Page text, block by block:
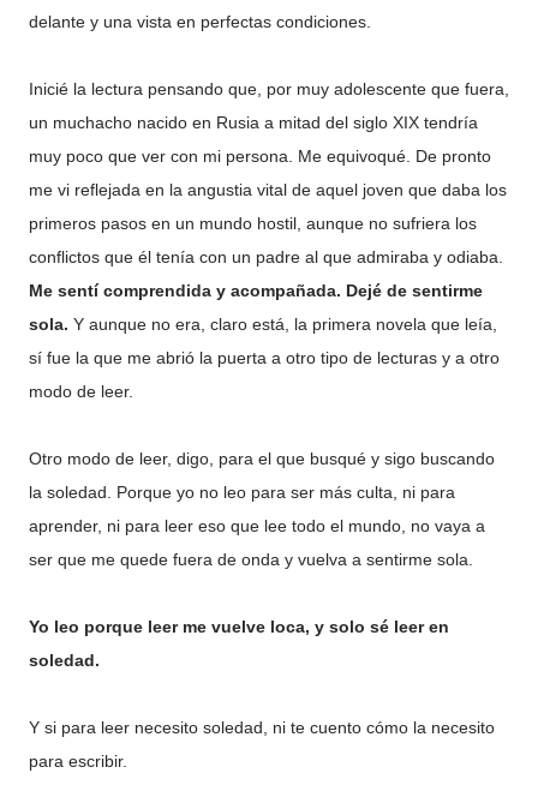
delante y una vista en perfectas condiciones.
Inicié la lectura pensando que, por muy adolescente que fuera,
un muchacho nacido en Rusia a mitad del siglo XIX tendría
muy poco que ver con mi persona. Me equivoqué. De pronto
me vi reflejada en la angustia vital de aquel joven que daba los
primeros pasos en un mundo hostil, aunque no sufriera los
conflictos que él tenía con un padre al que admiraba y odiaba.
Me sentí comprendida y acompañada. Dejé de sentirme
sola. Y aunque no era, claro está, la primera novela que leía,
sí fue la que me abrió la puerta a otro tipo de lecturas y a otro
modo de leer.
Otro modo de leer, digo, para el que busqué y sigo buscando
la soledad. Porque yo no leo para ser más culta, ni para
aprender, ni para leer eso que lee todo el mundo, no vaya a
ser que me quede fuera de onda y vuelva a sentirme sola.
Yo leo porque leer me vuelve loca, y solo sé leer en
soledad.
Y si para leer necesito soledad, ni te cuento cómo la necesito
para escribir.